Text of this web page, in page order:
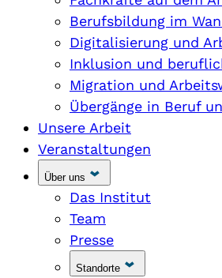
Berufsbildung im
Digitalisierung und
Inklusion und
Migration und
Übergänge in Beruf
Unsere Arbeit
Veranstaltungen
Über uns
Das Institut
Team
Presse
Standorte